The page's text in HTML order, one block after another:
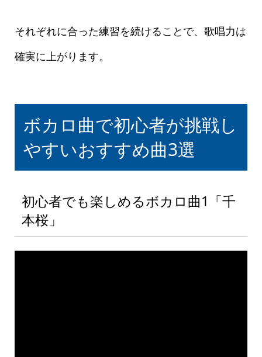
それぞれに合った練習を続けることで、歌唱力は
確実に上がります。
ボカロ曲で初心者が挑戦し
やすいおすすめ曲3選
初心者でも楽しめるボカロ曲1「千
本桜」